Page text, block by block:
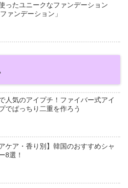
ったユニークなファンデーション
ファンデーション」
人気のアイプチ！ファイバー式アイ
でぱっちり二重を作ろう
アケア・香り別】韓国のおすすめシャ
8選！